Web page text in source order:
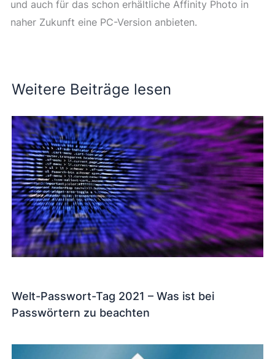
und auch für das schon erhältliche Affinity Photo in
naher Zukunft eine PC-Version anbieten.
Weitere Beiträge lesen
Welt-Passwort-Tag 2021 – Was ist bei
Passwörtern zu beachten